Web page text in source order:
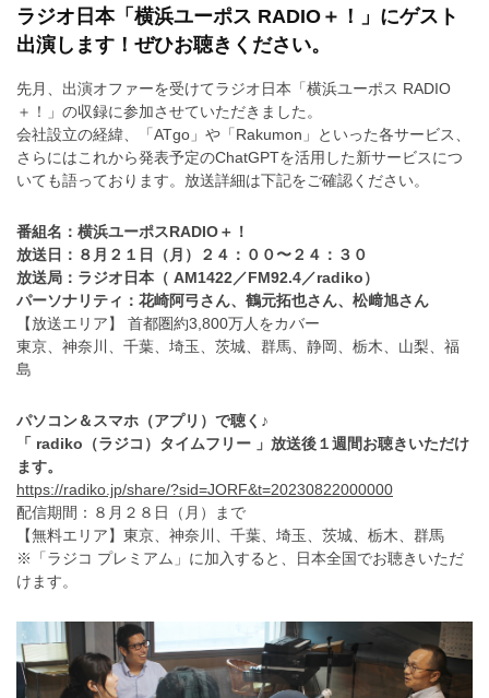
ラジオ日本「横浜ユーポス RADIO＋！」にゲスト
出演します！ぜひお聴きください。
先月、出演オファーを受けてラジオ日本「横浜ユーポス RADIO
＋！」の収録に参加させていただきました。
会社設立の経緯、「ATgo」や「Rakumon」といった各サービス、
さらにはこれから発表予定のChatGPTを活用した新サービスにつ
いても語っております。放送詳細は下記をご確認ください。
番組名：横浜ユーポスRADIO＋！
放送日：８月２１日（月）２４：００〜２４：３０
放送局：ラジオ日本（ AM1422／FM92.4／radiko）
パーソナリティ： 花崎阿弓さん、鶴元拓也さん、松﨑旭さん
【放送エリア】 首都圏約3,800万人をカバー
東京、神奈川、千葉、埼玉、茨城、群馬、静岡、栃木、山梨、福
島
パソコン＆スマホ（アプリ）で聴く♪
「 radiko（ラジコ）タイムフリー 」放送後１週間お聴きいただけ
ます。
https://radiko.jp/share/?sid=JORF&t=20230822000000
配信期間：８月２８日（月）まで
【無料エリア】東京、神奈川、千葉、埼玉、茨城、栃木、群馬
※「ラジコ プレミアム」に加入すると、日本全国でお聴きいただ
けます。